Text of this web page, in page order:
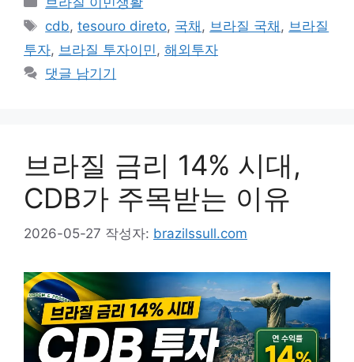
테
리
태
그
cdb,tesouro direto, 국채 , 브라질 국채 , 브라질
투자, 브라질 투자이민, 해외투자
댓글 남기기
브라질 금리 14% 시대,
CDB가 주목받는 이유
2026-05-27 작성자: brazilssull.com